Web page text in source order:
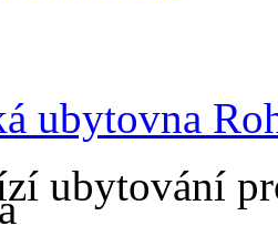
ubytovna
ubytování